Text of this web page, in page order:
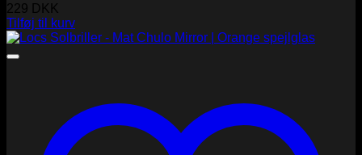
229 DKK
Tilføj til kurv